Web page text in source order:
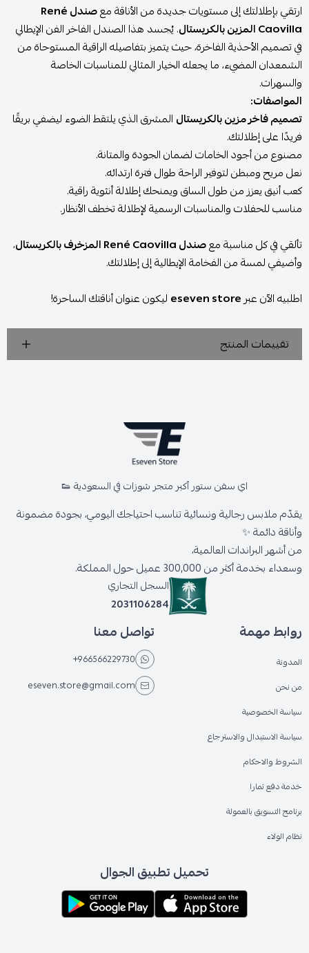
ارتقي بإطلالتك إلى مستويات جديدة من الأناقة مع
صندل René
Caovilla المزين بالكريستال
. يُجسد هذا الصندل الفاخر الفن الإيطالي
في تصميم الأحذية الفاخرة، حيث يتميز بتفاصيله الراقية المستوحاة من
الشمعدان المضيء، ما يجعله الخيار المثالي للمناسبات الخاصة
والسهرات.
المواصفات:
تصميم فاخر مزين بالكريستال المشرق الذي يلتقط الضوء ليضفي بريقًا
فريدًا على إطلالتك.
مصنوع من أجود الخامات لضمان الجودة والمتانة.
نعل مريح ومبطن لتوفير الراحة طوال فترة ارتدائه.
كعب أنيق يعزز من طول الساق ويمنحك إطلالة أنثوية راقية.
مناسب للحفلات والمناسبات الرسمية لإطلالة تخطف الأنظار.
تألقي في كل مناسبة معصندل René Caovilla المزخرف بالكريستال
،
وأضيفي لمسة من الفخامة الإيطالية إلى إطلالتك.
اطلبيه الآن عبرeseven store ليكون عنوان أناقتك الساحرة!
تقييمات المنتج
اي سفن ستور أكبر متجر شوزات في السعودية 👟
يقدّم ملابس رجالية ونسائية تناسب احتياجك اليومي، بجودة مضمونة
وأناقة دائمة ✨
من أشهر البراندات العالمية،
وسعداء بخدمة أكثر من 300,000 عميل حول المملكة.
السجل التجاري
2031106284
روابط مهمة
المدونة
من نحن
سياسة الخصوصية
سياسة الاستبدال والاسترجاع
الشروط والاحكام
خدمة دفع تمارا
برنامج التسويق بالعمولة
نظام الولاء
تواصل معنا
+966566229730
eseven.store@gmail.com
تحميل تطبيق الجوال